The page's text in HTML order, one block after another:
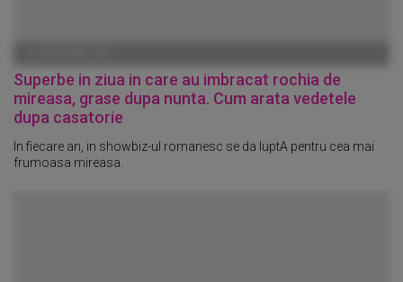
Superbe in ziua in care au imbracat rochia de
mireasa, grase dupa nunta. Cum arata vedetele
dupa casatorie
In fiecare an, in showbiz-ul romanesc se da luptA pentru cea mai
frumoasa mireasa.